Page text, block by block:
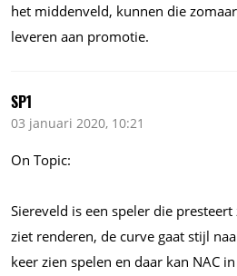
het middenveld, kunnen die
leveren aan promotie.
SP1
03 januari 2020, 10:21
On Topic:
Siereveld is een speler die
ziet renderen, de curve gaat stijl
keer zien spelen en daar kan NAC